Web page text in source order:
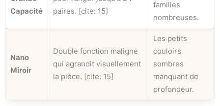
Capacité
paires. [cite: 15]
familles
nombreuses.
Nano
Miroir
Double fonction maligne
qui agrandit visuellement
la pièce. [cite: 15]
Les petits
couloirs
sombres
manquant de
profondeur.